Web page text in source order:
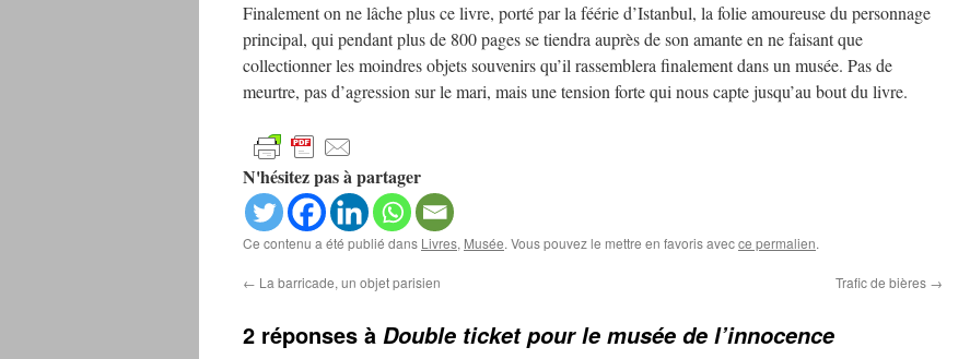
Finalement on ne lâche plus ce livre, porté par la féérie d’Istanbul, la folie amoureuse du personnage
principal, qui pendant plus de 800 pages se tiendra auprès de son amante en ne faisant que
collectionner les moindres objets souvenirs qu’il rassemblera finalement dans un musée. Pas de
meurtre, pas d’agression sur le mari, mais une tension forte qui nous capte jusqu’au bout du livre.
N'hésitez pas à partager
Ce contenu a été publié dans Livres, Musée. Vous pouvez le mettre en favoris avecce permalien.
← La barricade, un objet parisien Trafic de bières →
2 réponses à Double ticket pour le musée de l’innocence